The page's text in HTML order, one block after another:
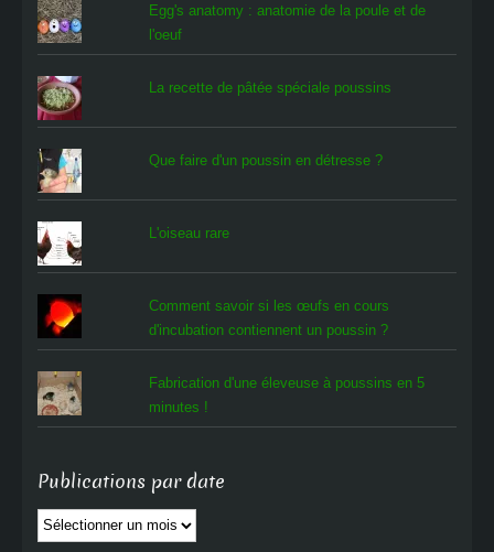
Egg's anatomy : anatomie de la poule et de
l'oeuf
La recette de pâtée spéciale poussins
Que faire d'un poussin en détresse ?
L'oiseau rare
Comment savoir si les œufs en cours
d'incubation contiennent un poussin ?
Fabrication d'une éleveuse à poussins en 5
minutes !
Publications par date
Publications
par